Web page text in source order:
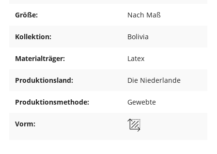
Größe: Nach Maß
Kollektion: Bolivia
Materialträger: Latex
Produktionsland: Die Niederlande
Produktionsmethode: Gewebte
Vorm: